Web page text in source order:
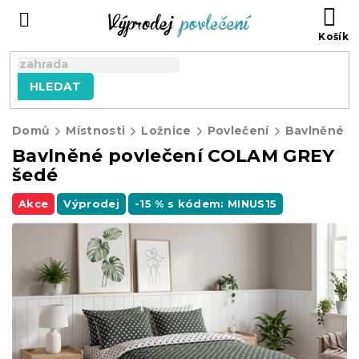
HLEDAT
Domů Místnosti Ložnice Povlečení Bavlněné
Bavlněné povlečení COLAM GREY
šedé
Akce Výprodej -15 % s kódem: MINUS15